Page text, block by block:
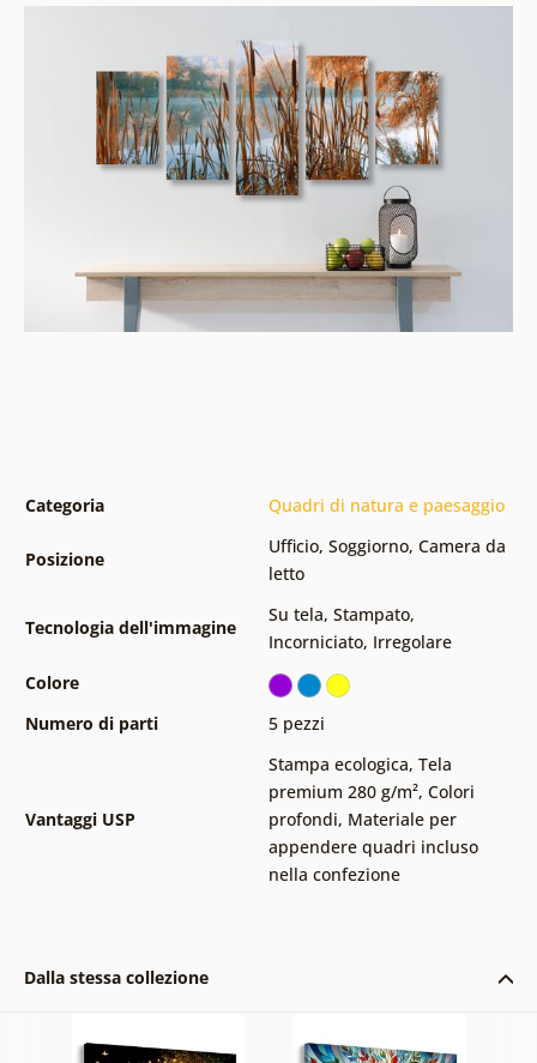
Categoria Quadri di natura e paesaggio
Posizione
Ufficio, Soggiorno, Camera da
letto
Tecnologia dell'immagine
Su tela, Stampato,
Incorniciato, Irregolare
Colore
Numero di parti
5 pezzi
Vantaggi USP
Stampa ecologica, Tela
premium 280 g/m², Colori
profondi, Materiale per
appendere quadri incluso
nella confezione
Dalla stessa collezione